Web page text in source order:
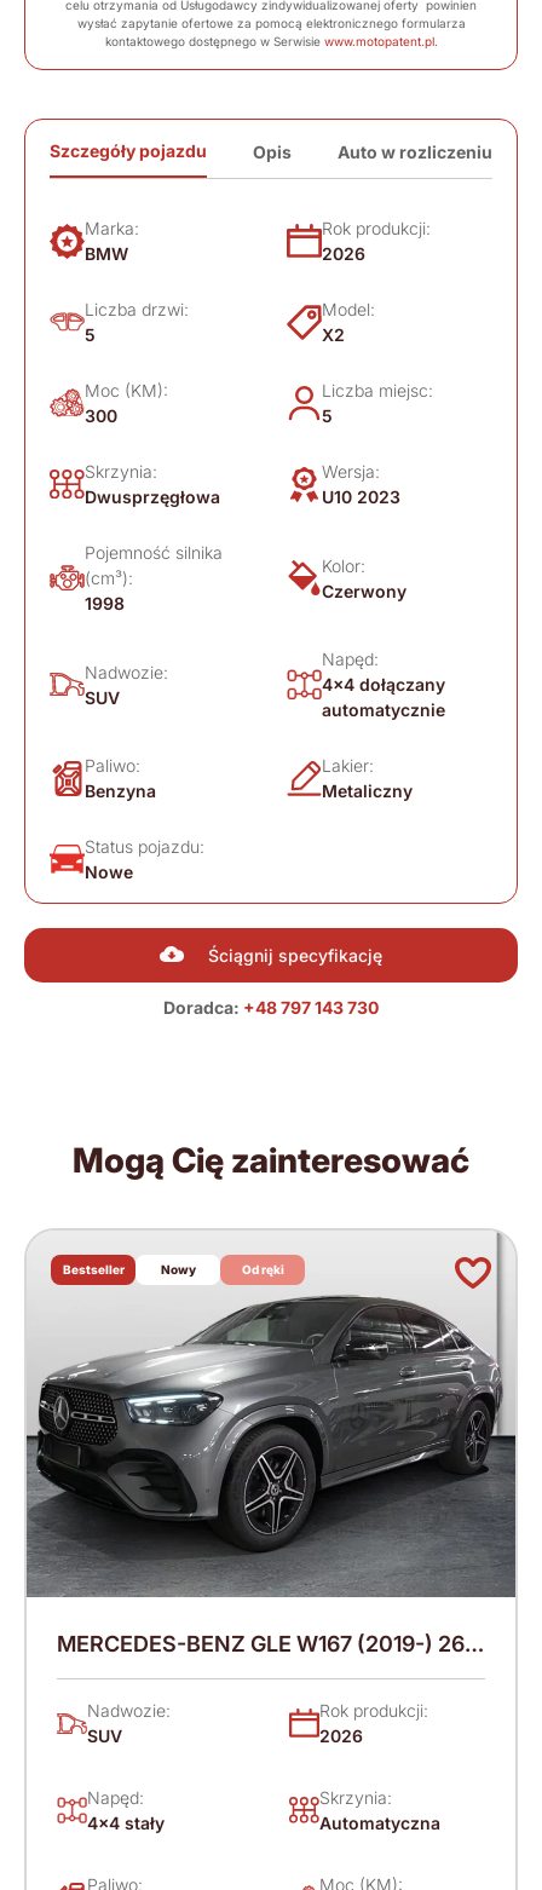
celu otrzymania od Usługodawcy zindywidualizowanej oferty powinien
wysłać zapytanie ofertowe za pomocą elektronicznego formularza
kontaktowego dostępnego w Serwisie www.motopatent.pl.
Szczegóły pojazdu Opis Auto w rozliczeniu
Marka:
BMW
Rok produkcji:
2026
Liczba drzwi:
5
Model:
X2
Moc (KM):
300
Liczba miejsc:
5
Skrzynia:
Dwusprzęgłowa
Wersja:
U10 2023
Pojemność silnika
(cm³):
1998
Kolor:
Czerwony
Nadwozie:
SUV
Napęd:
4x4 dołączany
automatycznie
Paliwo:
Benzyna
Lakier:
Metaliczny
Status pojazdu:
Nowe
Ściągnij specyfikację
Doradca: +48 797 143 730
Mogą Cię zainteresować
Bestseller Nowy Od ręki
MERCEDES-BENZ GLE W167 (2019-) 269
KM (2026)
Nadwozie:
SUV
Rok produkcji:
2026
Napęd:
4x4 stały
Skrzynia:
Automatyczna
Paliwo: Moc (KM):